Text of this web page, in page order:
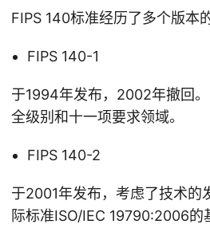
FIPS 140标准经历了多个版本
FIPS 140-1
于1994年发布，2002年撤回
全级别和十一项要求领域。
FIPS 140-2
于2001年发布，考虑了技术的
际标准ISO/IEC 19790:2006的